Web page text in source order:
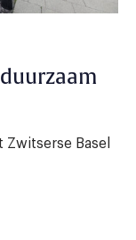
Basel